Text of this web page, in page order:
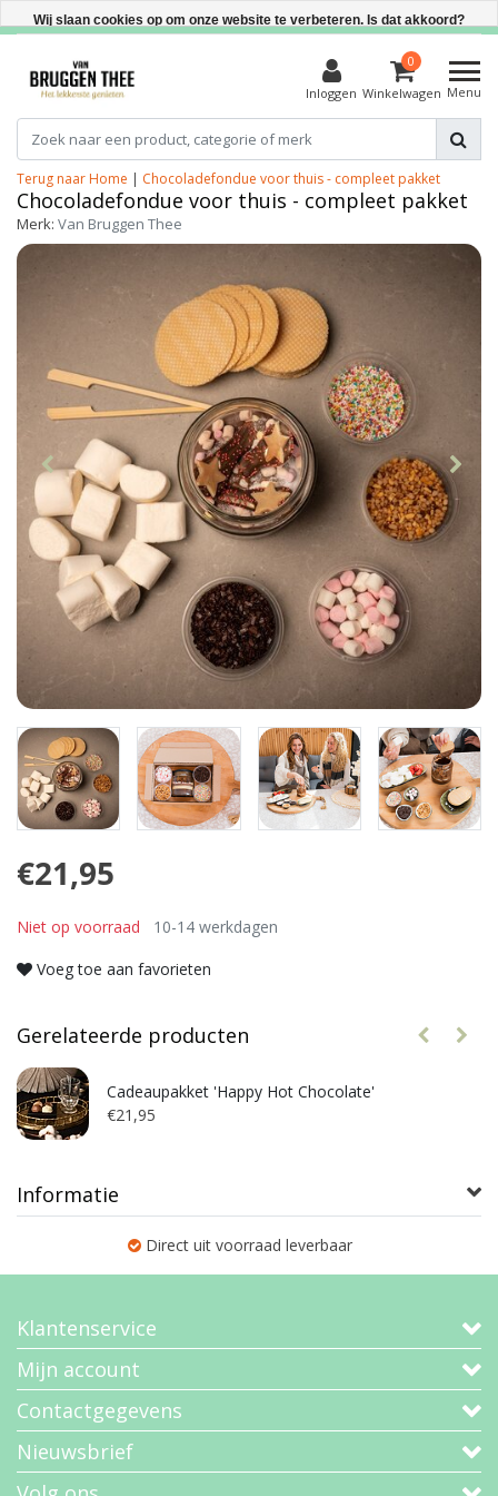
Direct uit voorraad leverbaar
Inloggen
0
Winkelwagen Menu
Terug naar Home | Chocoladefondue voor thuis - compleet pakket
Chocoladefondue voor thuis - compleet pakket
Merk: Van Bruggen Thee
€21,95
Niet op voorraad
10-14 werkdagen
Voeg toe aan favorieten
Gerelateerde producten
Cadeaupakket 'Happy Hot Chocolate'
€21,95
Informatie
Direct uit voorraad leverbaar
Klantenservice
Mijn account
Contactgegevens
Nieuwsbrief
Wij slaan cookies op om onze website te verbeteren. Is dat akkoord?
Meer over cookies »